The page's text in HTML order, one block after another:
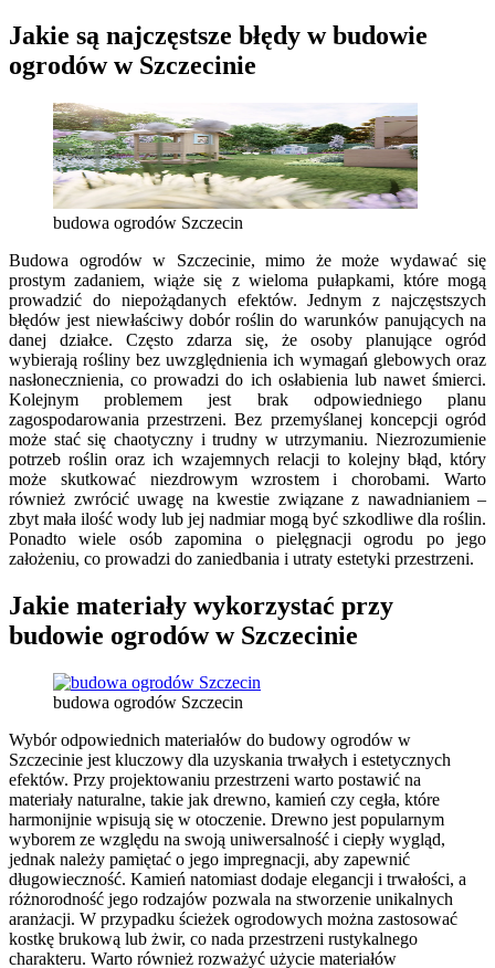
Jakie są najczęstsze błędy w budowie
ogrodów w Szczecinie
budowa ogrodów Szczecin
Budowa ogrodów w Szczecinie, mimo że może wydawać się
prostym zadaniem, wiąże się z wieloma pułapkami, które mogą
prowadzić do niepożądanych efektów. Jednym z najczęstszych
błędów jest niewłaściwy dobór roślin do warunków panujących na
danej działce. Często zdarza się, że osoby planujące ogród
wybierają rośliny bez uwzględnienia ich wymagań glebowych oraz
nasłonecznienia, co prowadzi do ich osłabienia lub nawet śmierci.
Kolejnym problemem jest brak odpowiedniego planu
zagospodarowania przestrzeni. Bez przemyślanej koncepcji ogród
może stać się chaotyczny i trudny w utrzymaniu. Niezrozumienie
potrzeb roślin oraz ich wzajemnych relacji to kolejny błąd, który
może skutkować niezdrowym wzrostem i chorobami. Warto
również zwrócić uwagę na kwestie związane z nawadnianiem –
zbyt mała ilość wody lub jej nadmiar mogą być szkodliwe dla roślin.
Ponadto wiele osób zapomina o pielęgnacji ogrodu po jego
założeniu, co prowadzi do zaniedbania i utraty estetyki przestrzeni.
Jakie materiały wykorzystać przy
budowie ogrodów w Szczecinie
budowa ogrodów Szczecin
Wybór odpowiednich materiałów do budowy ogrodów w
Szczecinie jest kluczowy dla uzyskania trwałych i estetycznych
efektów. Przy projektowaniu przestrzeni warto postawić na
materiały naturalne, takie jak drewno, kamień czy cegła, które
harmonijnie wpisują się w otoczenie. Drewno jest popularnym
wyborem ze względu na swoją uniwersalność i ciepły wygląd,
jednak należy pamiętać o jego impregnacji, aby zapewnić
długowieczność. Kamień natomiast dodaje elegancji i trwałości, a
różnorodność jego rodzajów pozwala na stworzenie unikalnych
aranżacji. W przypadku ścieżek ogrodowych można zastosować
kostkę brukową lub żwir, co nada przestrzeni rustykalnego
charakteru. Warto również rozważyć użycie materiałów